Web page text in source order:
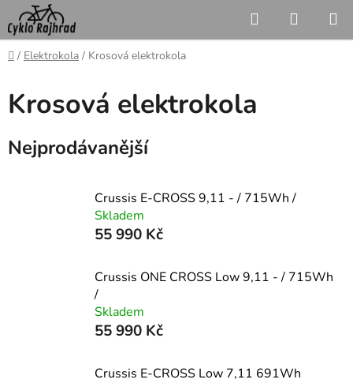
Přejít
na
obsah
Hledat
KOŠÍK
Domů
/ Elektrokola / Krosová elektrokola
Krosová elektrokola
Nejprodávanější
Crussis E-CROSS 9,11 - / 715Wh /
Skladem
55 990 Kč
Crussis ONE CROSS Low 9,11 - / 715Wh
/
Skladem
55 990 Kč
Crussis E-CROSS Low 7,11 691Wh